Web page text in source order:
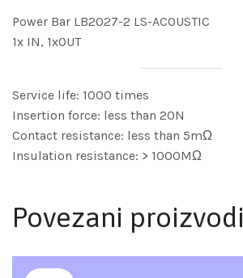
Power Bar LB2027-2 LS-ACOUSTIC
1x IN, 1xOUT
Service life: 1000 times
Insertion force: less than 20N
Contact resistance: less than 5mΩ
Insulation resistance: > 1000MΩ
Povezani proizvodi